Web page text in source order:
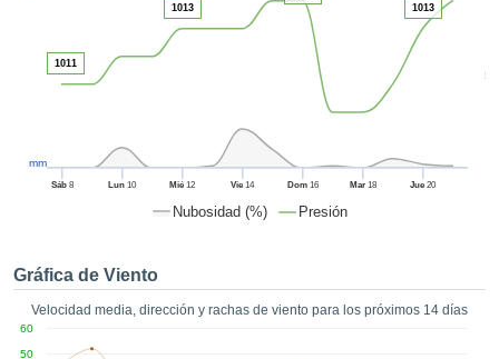
el botón
nuestros
así como
un perfil
para
Nubosidad (%) Presión
50
Sáb8 Lun 10 Mié 12 Vie 14 Dom16 Mar18 Jue 20
mm
1011
1013
1013
Gráfica de Viento
Velocidad media, dirección y rachas de viento para los próximos 14 días
50
60